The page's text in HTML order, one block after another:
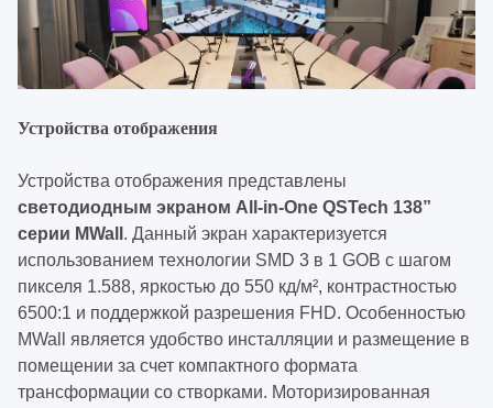
Устройства отображения
Устройства отображения представлены
светодиодным экраном All-in-One QSTech 138”
серии MWall . Данный экран характеризуется
использованием технологии SMD 3 в 1 GOB с шагом
пикселя 1.588, яркостью до 550 кд/м², контрастностью
6500:1 и поддержкой разрешения FHD. Особенностью
MWall является удобство инсталляции и размещение в
помещении за счет компактного формата
трансформации со створками. Моторизированная